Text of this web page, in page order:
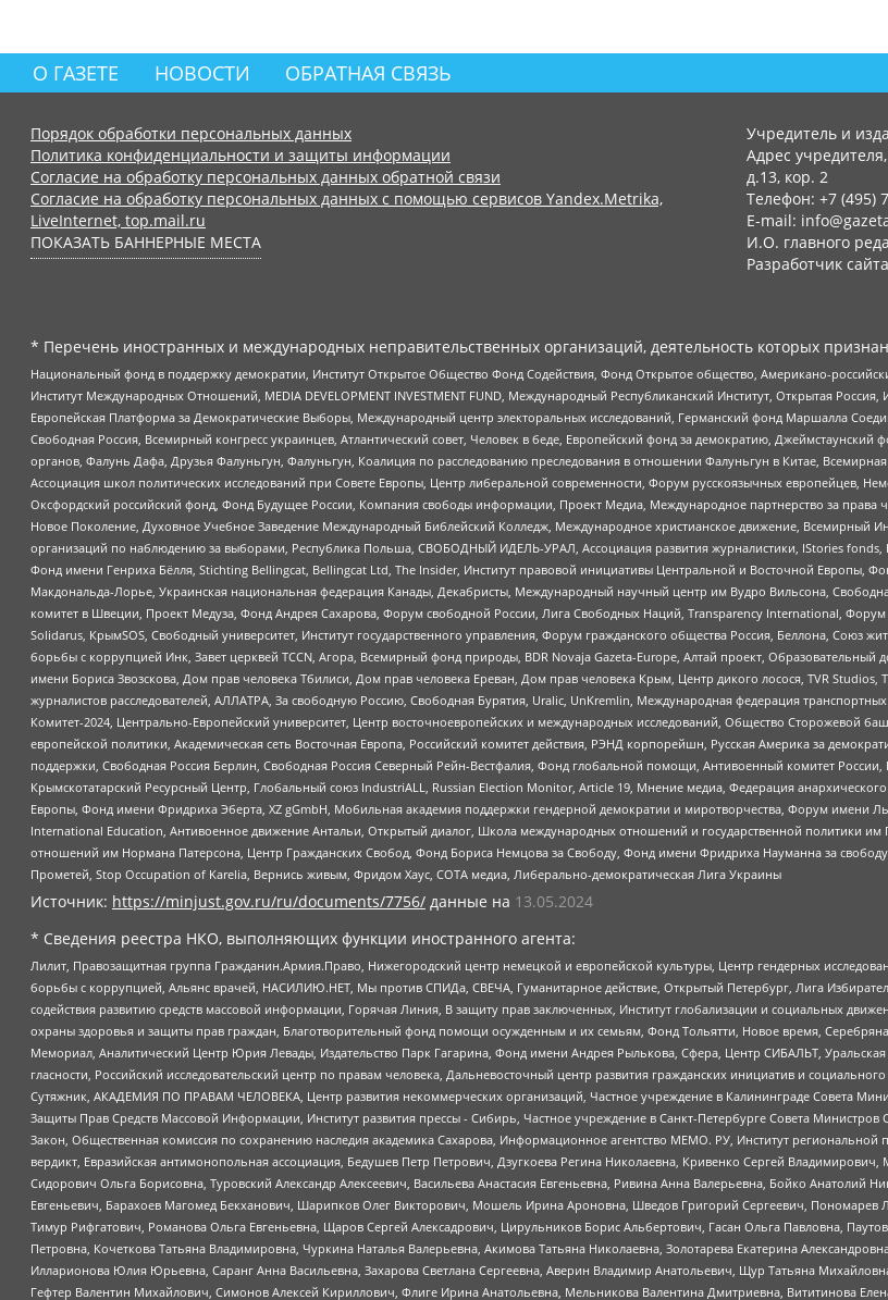
О ГАЗЕТЕ НОВОСТИ ОБРАТНАЯ СВЯЗЬ
Порядок обработки персональных данных
Политика конфиденциальности и защиты информации
Согласие на обработку персональных данных обратной связи
Согласие на обработку персональных данных с помощью сервисов Yandex.Metrika,
LiveInternet, top.mail.ru
ПОКАЗАТЬ БАННЕРНЫЕ МЕСТА
Учредитель и
Адрес
д.13, кор. 2
Телефон: +7 (495)
E-mail:
И.О. главного
Разработчик
* Перечень иностранных и международных неправительственных организаций, деятельность которых
Национальный фонд в поддержку демократии, Институт Открытое Общество Фонд Содействия, Фонд Открытое общество, Американо-
Институт Международных Отношений, MEDIA DEVELOPMENT INVESTMENT FUND, Международный Республиканский Институт, Открытая
Европейская Платформа за Демократические Выборы, Международный центр электоральных исследований, Германский фонд Маршалла
Свободная Россия, Всемирный конгресс украинцев, Атлантический совет, Человек в беде, Европейский фонд за демократию,
органов, Фалунь Дафа, Друзья Фалуньгун, Фалуньгун, Коалиция по расследованию преследования в отношении Фалуньгун в Китае,
Ассоциация школ политических исследований при Совете Европы, Центр либеральной современности, Форум русскоязычных европейцев,
Оксфордский российский фонд, Фонд Будущее России, Компания свободы информации, Проект Медиа, Международное партнерство за права
Новое Поколение, Духовное Учебное Заведение Международный Библейский Колледж, Международное христианское движение, Всемирный
организаций по наблюдению за выборами, Республика Польша, СВОБОДНЫЙ ИДЕЛЬ-УРАЛ, Ассоциация развития журналистики, IStories
Фонд имени Генриха Бёлля, Stichting Bellingcat, Bellingcat Ltd, The Insider, Институт правовой инициативы Центральной и Восточной Европы,
Макдональда-Лорье, Украинская национальная федерация Канады, Декабристы, Международный научный центр им Вудро Вильсона,
комитет в Швеции, Проект Медуза, Фонд Андрея Сахарова, Форум свободной России, Лига Свободных Наций, Transparеncy International,
Solidarus, КрымSOS, Свободный университет, Институт государственного управления, Форум гражданского общества Россия, Беллона, Союз
борьбы с коррупцией Инк, Завет церквей TCCN, Агора, Всемирный фонд природы, BDR Novaja Gazeta-Europe, Алтай проект,
имени Бориса Звозскова, Дом прав человека Тбилиси, Дом прав человека Ереван, Дом прав человека Крым, Центр дикого лосося, TVR
журналистов расследователей, АЛЛАТРА, За свободную Россию, Свободная Бурятия, Uralic, UnKremlin, Международная федерация
Комитет-2024, Центрально-Европейский университет, Центр восточноевропейских и международных исследований, Общество Сторожевой
европейской политики, Академическая сеть Восточная Европа, Российский комитет действия, РЭНД корпорейшн, Русская Америка за
поддержки, Свободная Россия Берлин, Свободная Россия Северный Рейн-Вестфалия, Фонд глобальной помощи, Антивоенный комитет
Крымскотатарский Ресурсный Центр, Глобальный союз IndustriALL, Russian Election Monitor, Article 19, Мнение медиа, Федерация
Европы, Фонд имени Фридриха Эберта, XZ gGmbH, Мобильная академия поддержки гендерной демократии и миротворчества, Форум имени
International Education, Антивоенное движение Антальи, Открытый диалог, Школа международных отношений и государственной политики
отношений им Нормана Патерсона, Центр Гражданских Свобод, Фонд Бориса Немцова за Свободу, Фонд имени Фридриха Науманна за
Прометей, Stop Occupation of Karelia, Вернись живым, Фридом Хаус, СОТА медиа, Либерально-демократическая Лига Украины
Источник: https://minjust.gov.ru/ru/documents/7756/ данные на 13.05.2024
* Сведения реестра НКО, выполняющих функции иностранного агента:
Лилит, Правозащитная группа Гражданин.Армия.Право, Нижегородский центр немецкой и европейской культуры, Центр гендерных
борьбы с коррупцией, Альянс врачей, НАСИЛИЮ.НЕТ, Мы против СПИДа, СВЕЧА, Гуманитарное действие, Открытый Петербург, Лига
содействия развитию средств массовой информации, Горячая Линия, В защиту прав заключенных, Институт глобализации и социальных
охраны здоровья и защиты прав граждан, Благотворительный фонд помощи осужденным и их семьям, Фонд Тольятти, Новое время,
Мемориал, Аналитический Центр Юрия Левады, Издательство Парк Гагарина, Фонд имени Андрея Рылькова, Сфера, Центр СИБАЛЬТ,
гласности, Российский исследовательский центр по правам человека, Дальневосточный центр развития гражданских инициатив и
Сутяжник, АКАДЕМИЯ ПО ПРАВАМ ЧЕЛОВЕКА, Центр развития некоммерческих организаций, Частное учреждение в Калининграде Совета
Защиты Прав Средств Массовой Информации, Институт развития прессы - Сибирь, Частное учреждение в Санкт-Петербурге Совета
Закон, Общественная комиссия по сохранению наследия академика Сахарова, Информационное агентство МЕМО. РУ, Институт
вердикт, Евразийская антимонопольная ассоциация, Бедушев Петр Петрович, Дзугкоева Регина Николаевна, Кривенко Сергей
Сидорович Ольга Борисовна, Туровский Александр Алексеевич, Васильева Анастасия Евгеньевна, Ривина Анна Валерьевна, Бойко Анатолий
Евгеньевич, Барахоев Магомед Бекханович, Шарипков Олег Викторович, Мошель Ирина Ароновна, Шведов Григорий Сергеевич, Пономарев
Тимур Рифгатович, Романова Ольга Евгеньевна, Щаров Сергей Алексадрович, Цирульников Борис Альбертович, Гасан Ольга Павловна,
Петровна, Кочеткова Татьяна Владимировна, Чуркина Наталья Валерьевна, Акимова Татьяна Николаевна, Золотарева Екатерина
Илларионова Юлия Юрьевна, Саранг Анна Васильевна, Захарова Светлана Сергеевна, Аверин Владимир Анатольевич, Щур Татьяна
Гефтер Валентин Михайлович, Симонов Алексей Кириллович, Флиге Ирина Анатольевна, Мельникова Валентина Дмитриевна, Вититинова